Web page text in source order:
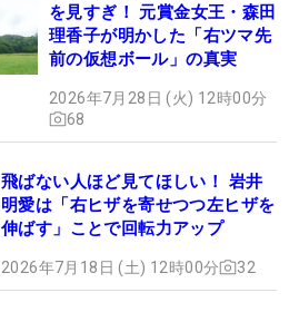
を見すぎ！ 元賞金女王・森田
理香子が明かした「右ツマ先
前の仮想ボール」の真実
2026年7月28日 (火) 12時00分
68
飛ばない人ほど見てほしい！ 岩井
明愛は「右ヒザを寄せつつ左ヒザを
伸ばす」ことで回転力アップ
2026年7月18日 (土) 12時00分 32